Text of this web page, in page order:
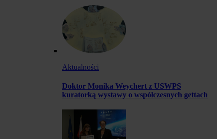
Aktualności
Doktor Monika Weychert z USWPS
kuratorką wystawy o współczesnych gettach